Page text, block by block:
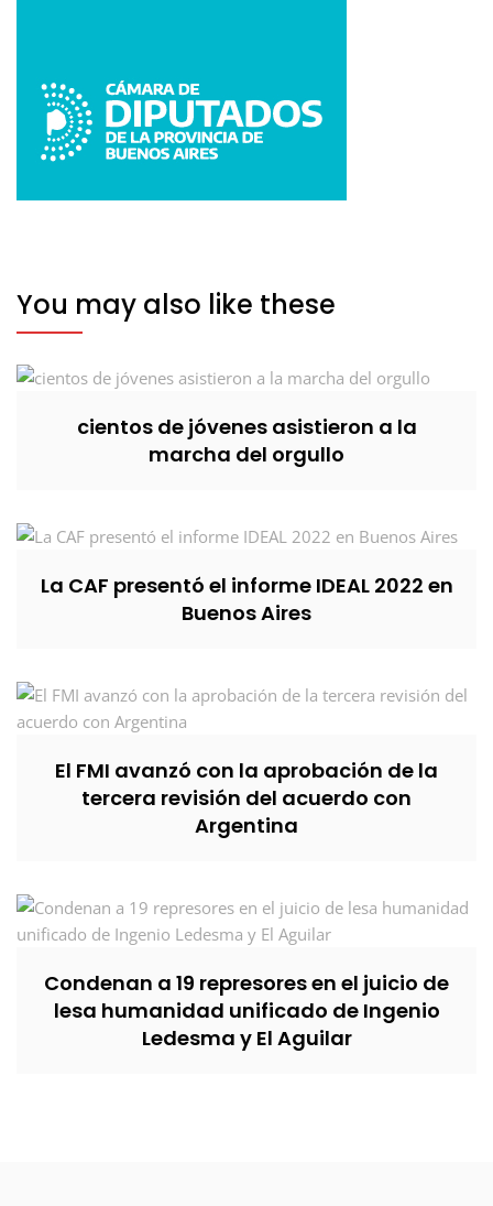
You may also like these
cientos de jóvenes asistieron a la
marcha del orgullo
La CAF presentó el informe IDEAL 2022 en
Buenos Aires
El FMI avanzó con la aprobación de la
tercera revisión del acuerdo con
Argentina
Condenan a 19 represores en el juicio de
lesa humanidad unificado de Ingenio
Ledesma y El Aguilar